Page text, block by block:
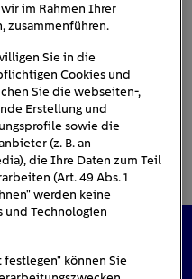
im Rahmen Ihrer
zusammenführen.
Sie in die
Cookies und
Sie die webseiten-,
Erstellung und
sowie die
(z. B. an
die Ihre Daten zum Teil
(Art. 49 Abs. 1
werden keine
und Technologien
können Sie